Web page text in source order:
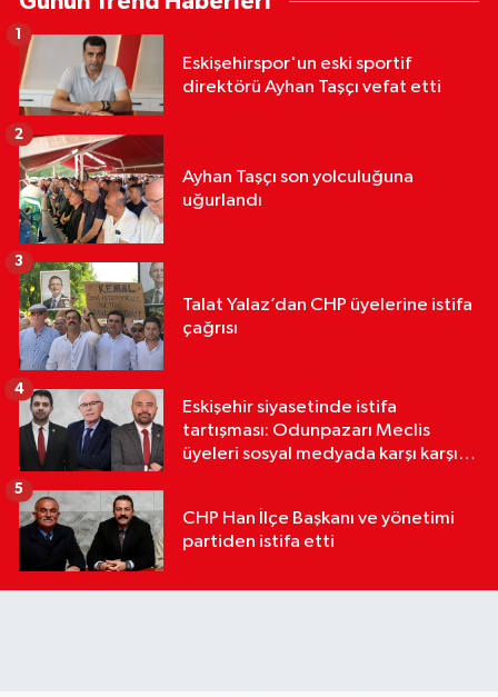
Eskişehirspor'un eski sportif
direktörü Ayhan Taşçı vefat etti
1
Ayhan Taşçı son yolculuğuna
uğurlandı
2
Talat Yalaz’dan CHP üyelerine istifa
çağrısı
3
Eskişehir siyasetinde istifa
tartışması: Odunpazarı Meclis
üyeleri sosyal medyada karşı karşıya
4
CHP Han İlçe Başkanı ve yönetimi
partiden istifa etti
5